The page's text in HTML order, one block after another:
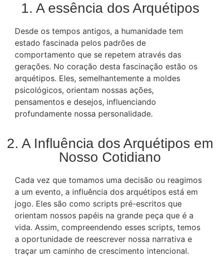
1. A essência dos Arquétipos
Desde os tempos antigos, a humanidade tem
estado fascinada pelos padrões de
comportamento que se repetem através das
gerações. No coração desta fascinação estão os
arquétipos. Eles, semelhantemente a moldes
psicológicos, orientam nossas ações,
pensamentos e desejos, influenciando
profundamente nossa personalidade.
2. A Influência dos Arquétipos em
Nosso Cotidiano
Cada vez que tomamos uma decisão ou reagimos
a um evento, a influência dos arquétipos está em
jogo. Eles são como scripts pré-escritos que
orientam nossos papéis na grande peça que é a
vida. Assim, compreendendo esses scripts, temos
a oportunidade de reescrever nossa narrativa e
traçar um caminho de crescimento intencional.